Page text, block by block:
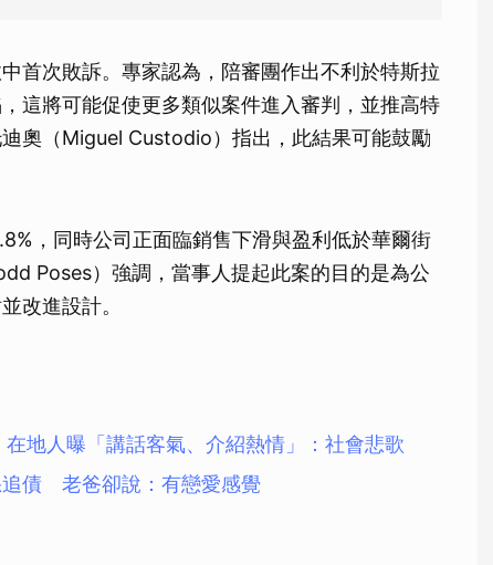
首次敗訴。專家認為，陪審團作出不利於特斯拉
這將可能促使更多類似案件進入審判，並推高特
奧（Miguel Custodio）指出，此結果可能鼓勵
，同時公司正面臨銷售下滑與盈利低於華爾街
Poses）強調，當事人提起此案的目的是為公
改進設計。
地人曝「講話客氣、介紹熱情」：社會悲歌
債 老爸卻說：有戀愛感覺